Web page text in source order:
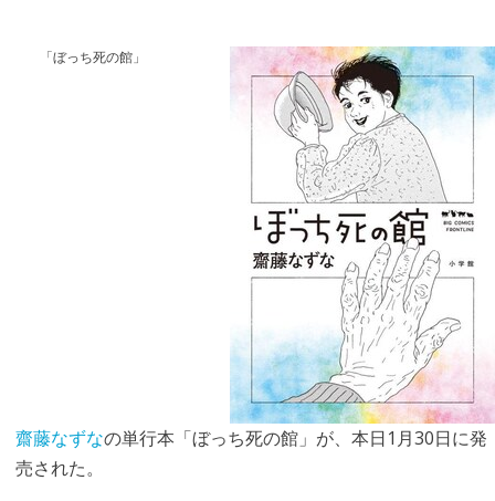
「ぼっち死の館」
齋藤なずなの単行本「ぼっち死の館」が、本日1月30日に発
売された。